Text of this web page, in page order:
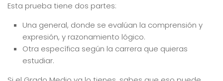
Esta prueba tiene dos partes:
Una general, donde se evalúan la comprensión y
expresión, y razonamiento lógico.
Otra específica según la carrera que quieras
estudiar.